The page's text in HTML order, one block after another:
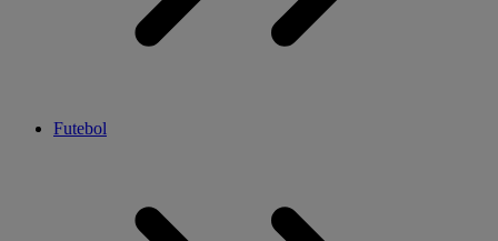
Futebol